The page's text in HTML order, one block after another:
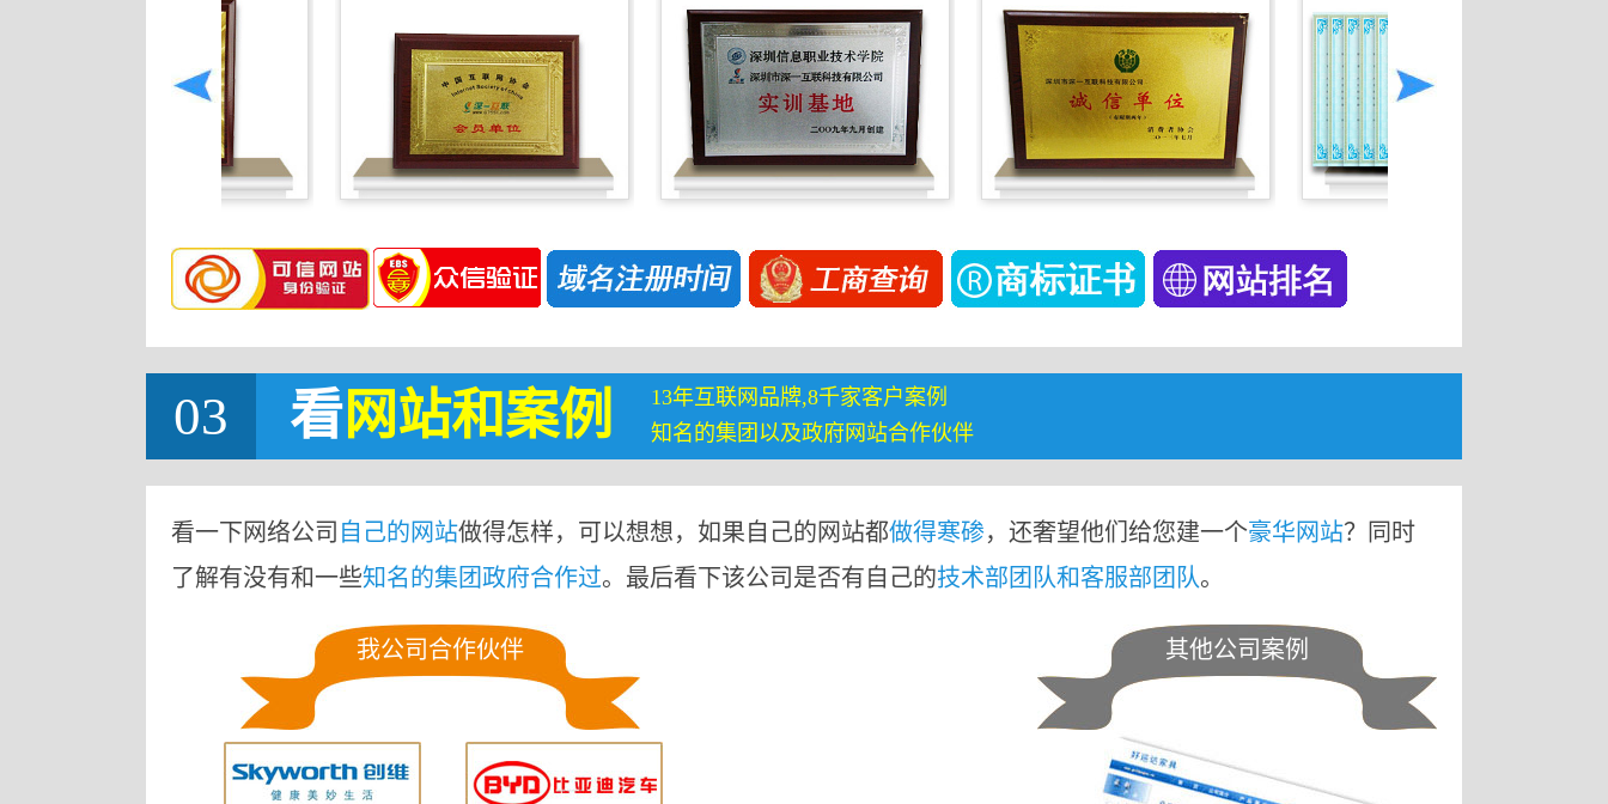
03 看网站和案例
13年互联网品牌,8千家客户案例
知名的集团以及政府网站合作伙伴
看一下网络公司 自己的网站做得怎样，可以想想，如果自己的网站都做得寒碜，还奢望他们给您建一个豪华网站？同时
了解有没有和一些知名的集团政府合作过。最后看下该公司是否有自己的技术部团队和客服部团队。
我公司合作伙伴 其他公司案例